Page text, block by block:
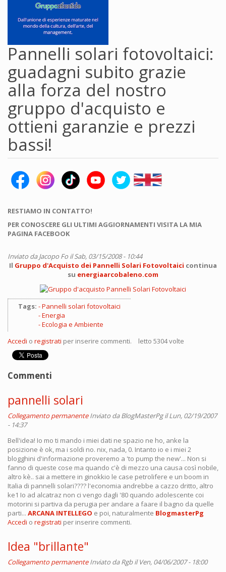
Pannelli solari fotovoltaici:
guadagni subito grazie
alla forza del nostro
gruppo d'acquisto e
ottieni garanzie e prezzi
bassi!
RESTIAMO IN CONTATTO!
PER CONOSCERE GLI ULTIMI AGGIORNAMENTI VISITA LA MIA
PAGINA FACEBOOK
Inviato daJacopo Fo il Sab, 03/15/2008 - 10:44
Il Gruppo d'Acquisto dei Pannelli Solari Fotovoltaici continua
su energiaarcobaleno.com
Tags:
Pannelli solari fotovoltaici
Energia
Ecologia e Ambiente
Accedi o registrati per inserire commenti. letto 5304 volte
Commenti
pannelli solari
Collegamento permanente Inviato daBlogMasterPgil Lun, 02/19/2007
- 14:37
Bell'idea! Io mo ti mando i miei dati ne spazio ne ho, anke la
posizione è ok, ma i soldi no. nix, nada, 0. Intanto io e i miei 2
blogghini d'informazione proveremo a 'to pump the new'... Non si
fanno di queste cose ma quando c'è di mezzo una causa così nobile,
altro kè.. sai a mettere in ginokkio le case petrolifere e un boom in
Italia di pannelli solari???? l'economia andrebbe a cazzo dritto, altro
ke1 Io ad alcatraz non ci vengo dagli '80 quando adolescente coi
motorini si partiva da perugia per andare a faare il bagno da quelle
parti... ARCANA INTELLEGO e poi, naturalmente BlogmasterPg
Accedi o registrati per inserire commenti.
Idea "brillante"
Collegamento permanente Inviato daRgbil Ven, 04/06/2007 - 18:00